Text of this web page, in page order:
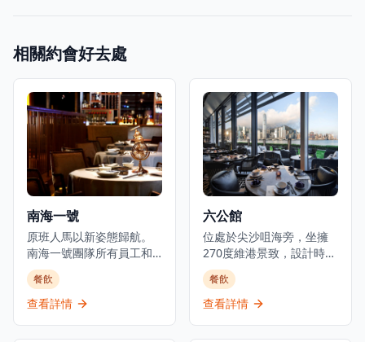
相關約會好去處
南海一號
原班人馬以新姿態歸航。
南海一號團隊所有員工和
廚師原班人馬已完成馬六
甲之旅並重返崗位，以新
面貌為您呈獻經典及全新
餐飲
查看詳情
六公館
位處於尖沙咀海旁，坐擁
270度維港景致，設計時尚
帶點古韻的六公館主打新
舊融合的新派中國菜，是
情侶約會和商務宴請的理
餐飲
查看詳情